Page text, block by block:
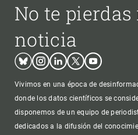
No te
noticia
BlueskyInstagram
LinkedinTwitterYoutube
Vivimos en una época de
donde los datos científicos se
disponemos de un equipo de
dedicados a la difusión del